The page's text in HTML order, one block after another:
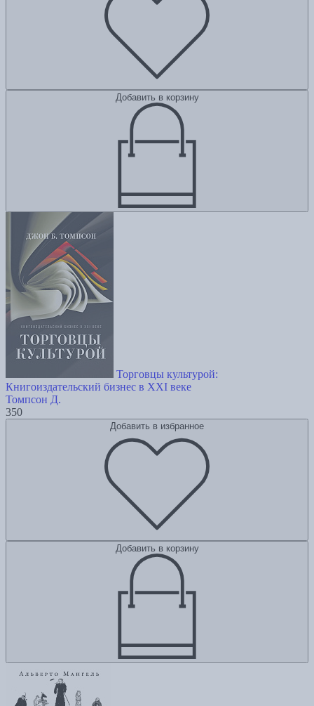
Добавить в корзину
Торговцы культурой:
Книгоиздательский бизнес в XXI веке
Томпсон Д.
350
Добавить в избранное
Добавить в корзину